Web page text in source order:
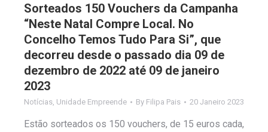
Sorteados 150 Vouchers da Campanha
“Neste Natal Compre Local. No
Concelho Temos Tudo Para Si”, que
decorreu desde o passado dia 09 de
dezembro de 2022 até 09 de janeiro
2023
Notícias Unidade Empreende By Filipa Pais 20 Janeiro 2023
Estão sorteados os 150 vouchers, de 15 euros cada,